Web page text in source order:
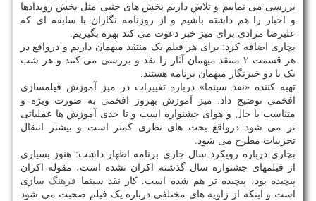
بررسی می نماییم و تلاش داریم بخش های جنبی مثل بخش رویدادها
و اخبار را هم داشته باشیم و از روزنامه نگاران با سابقه ای که
علیرضا مرادی برای میز خبر دعوت می کند بهره بگیریم.
بچاری اضافه کرد: برای هر فیلم یک منتقد میهمان داریم و درواقع در
هر قسمت ۲ منتقد میهمان آثار را نقد و بررسی می کنند و هر شب
یک یا دو خبرنگار میهمان برنامه هستند.
تهیه کننده «نقد سینما» درباره تغییرات در میز آموزش فیلمسازی
افخمی توضیح داد: میز آموزش بهروز افخمی به صورت ویژه و
متناسب با حال و هوای جشنواره است و تا حدی آموزش ها عملیاتی
تر می شود درواقع بحث های نظری کمتر است و بیشتر انتقال
تجربیات مطرح می شود.
بچاری درباره رویکرد سال جاری برنامه اظهار داشت: هنوز بسیاری
از فیلمهای جشنواره سال گذشته اکران نشده است، مقوله اکران
پیچیده بود، پیچیده تر هم شده است. کار نقد سینما فرهنگ سازی
است و اینکه از زاویه های مختلفی درباره یک فیلم صحبت می شود